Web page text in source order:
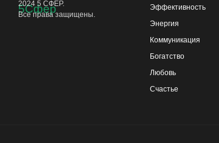
2024 5 СФЕР.
Все права защищены.
Эффективность
Энергия
Коммуникация
Богатство
Любовь
Счастье